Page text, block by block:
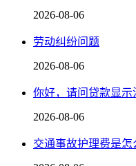
2026-08-06
劳动纠纷问题
2026-08-06
你好，请问贷款显示
2026-08-06
交通事故护理费是怎